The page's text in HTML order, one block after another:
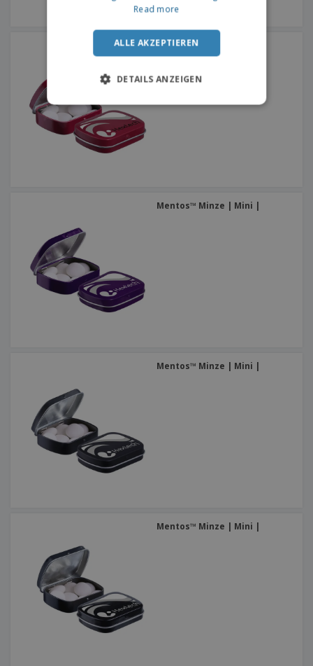
Mentos™ Minze | Mini |
Mentos™ Minze | Mini |
Mentos™ Minze | Mini |
Mentos™ Minze | Mini |
Read more
ALLE AKZEPTIEREN
DETAILS ANZEIGEN